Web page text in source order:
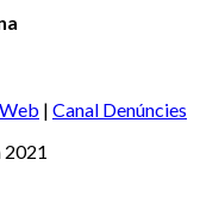
| Canal Denúncies